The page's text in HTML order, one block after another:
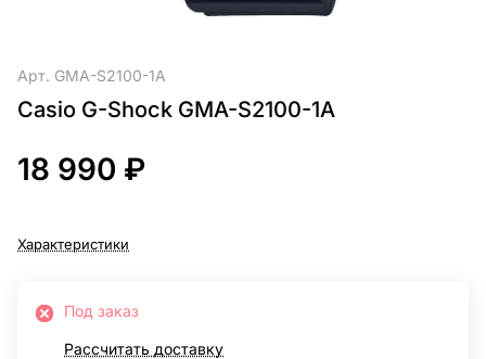
Арт. GMA-S2100-1A
Casio G-Shock GMA-S2100-1A
18 990 ₽
Характеристики
Под заказ
Рассчитать доставку